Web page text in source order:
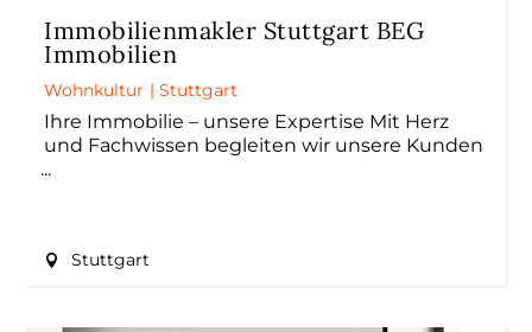
Immobilienmakler Stuttgart BEG
Immobilien
Wohnkultur |Stuttgart
Ihre Immobilie – unsere Expertise Mit Herz
und Fachwissen begleiten wir unsere Kunden
Stuttgart